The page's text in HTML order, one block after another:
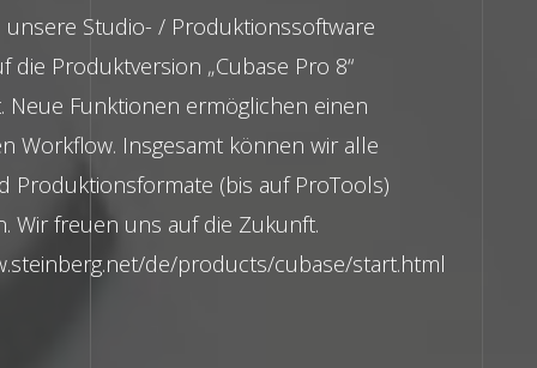
unsere Studio- / Produktionssoftware
die Produktversion „Cubase Pro 8“
Neue Funktionen ermöglichen einen
Workflow. Insgesamt können wir alle
Produktionsformate (bis auf ProTools)
Wir freuen uns auf die Zukunft.
de/products/cubase/start.html